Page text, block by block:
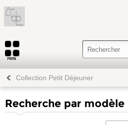
Collection Petit Déjeuner
Recherche par modèle